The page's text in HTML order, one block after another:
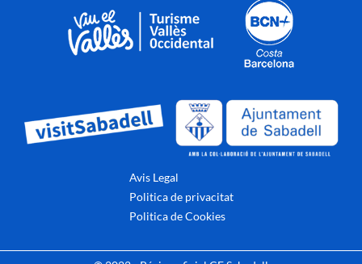
Avis Legal
Politica de privacitat
Politica de Cookies